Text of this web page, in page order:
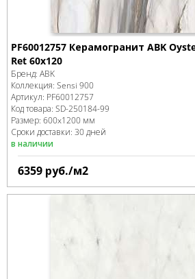
PF60012757 Керамогранит ABK
Ret 60x120
Бренд: ABK
Коллекция: Sensi 900
Артикул: PF60012757
Код товара: SD-250184-99
Размер: 600x1200 мм
Сроки доставки: 30 дней
в наличии
6359 руб./м2